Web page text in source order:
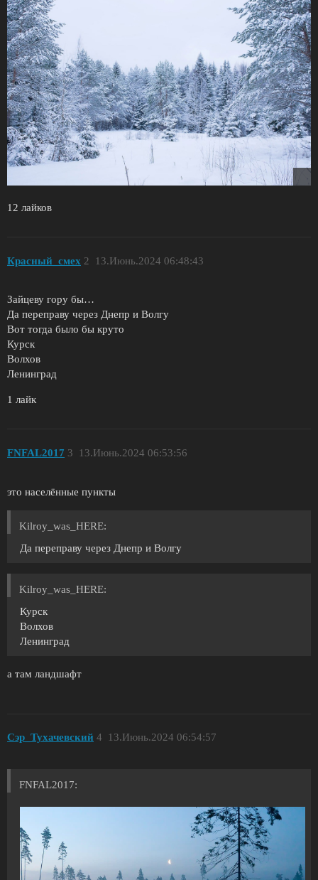
12 лайков
Красный_смех 13.Июнь.2024 06:48:43
2
Зайцеву гору бы…
Да переправу через Днепр и Волгу
Вот тогда было бы круто
Курск
Волхов
Ленинград
1 лайк
FNFAL2017 13.Июнь.2024 06:53:56
3
это населённые пункты
Kilroy_was_HERE:
Да переправу через Днепр и Волгу
Kilroy_was_HERE:
Курск
Волхов
Ленинград
а там ландшафт
Сэр_Тухачевский 13.Июнь.2024 06:54:57
4
FNFAL2017: